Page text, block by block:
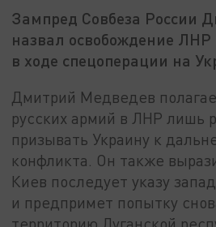
Зампред Совбеза России
назвал освобождение
в ходе спецоперации на
Дмитрий Медведев
русских армий в ЛНР лишь
призывать Украину к
конфликта. Он также
Киев последует указу
и предпримет попытку
территорию Луганской